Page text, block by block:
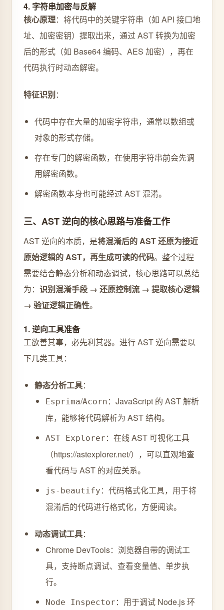
4. 字符串加密与反解
核心原理：将代码中的关键字符串（如 API 接口地
址、加密密钥）提取出来，通过 AST 转换为加密
后的形式（如 Base64 编码、AES 加密），再在
代码执行时动态解密。
特征识别：
代码中存在大量的加密字符串，通常以数组或
对象的形式存储。
存在专门的解密函数，在使用字符串前会先调
用解密函数。
解密函数本身也可能经过 AST 混淆。
三、AST 逆向的核心思路与准备工作
AST 逆向的本质，是将混淆后的 AST 还原为接近
原始逻辑的 AST，再生成可读的代码。整个过程
需要结合静态分析和动态调试，核心思路可以总结
为： 识别混淆手段 → 还原控制流 → 提取核心逻辑
→ 验证逻辑正确性。
1. 逆向工具准备
工欲善其事，必先利其器。进行 AST 逆向需要以
下几类工具：
静态分析工具：
Esprima/Acorn ：JavaScript 的 AST 解析
库，能够将代码解析为 AST 结构。
AST Explorer ：在线 AST 可视化工具
（https://astexplorer.net/），可以直观地查
看代码与 AST 的对应关系。
js-beautify ：代码格式化工具，用于将
混淆后的代码进行格式化，方便阅读。
动态调试工具：
Chrome DevTools：浏览器自带的调试工
具，支持断点调试、查看变量值、单步执
行。
Node Inspector ：用于调试 Node.js 环